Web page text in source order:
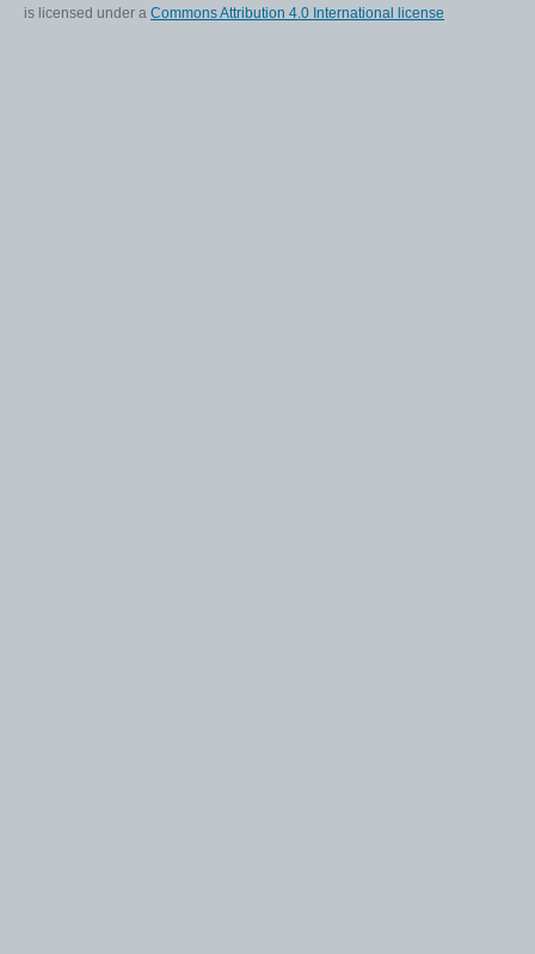
is licensed under a Commons Attribution 4.0 International license